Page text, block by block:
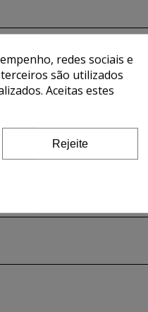
redes sociais e
são utilizados
Aceitas estes
Rejeite